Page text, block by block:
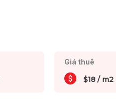
Giá thuê
$18 / m2